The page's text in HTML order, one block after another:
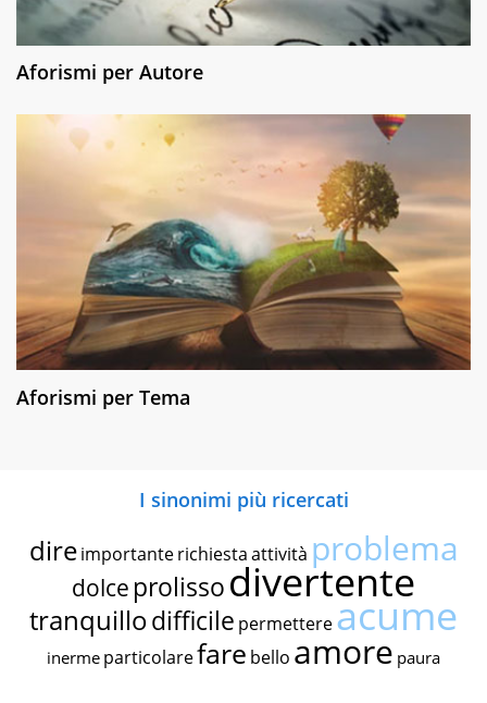
Aforismi per Autore
Aforismi per Tema
I sinonimi più ricercati
dire importante richiestaattività problema
dolce prolissodivertente
tranquillodifficile permettereacume
inerme particolarefare bello amore paura